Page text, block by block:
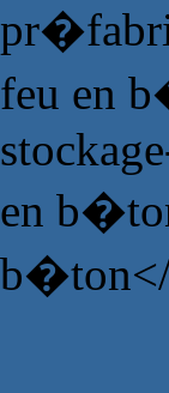
feu en
en